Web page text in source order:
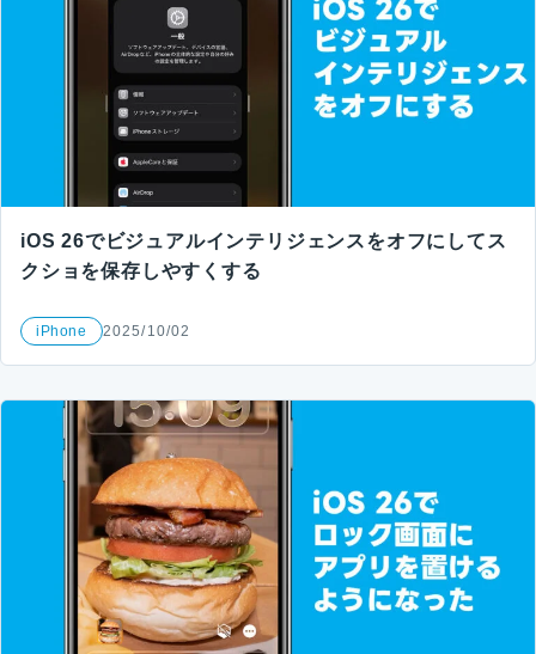
iOS 26でビジュアルインテリジェンスをオフにしてス
クショを保存しやすくする
iPhone 2025/10/02